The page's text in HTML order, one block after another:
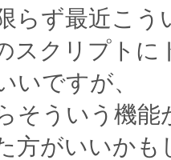
らず最近こ
スクリプトに
いですが、
そういう機能
方がいいかも